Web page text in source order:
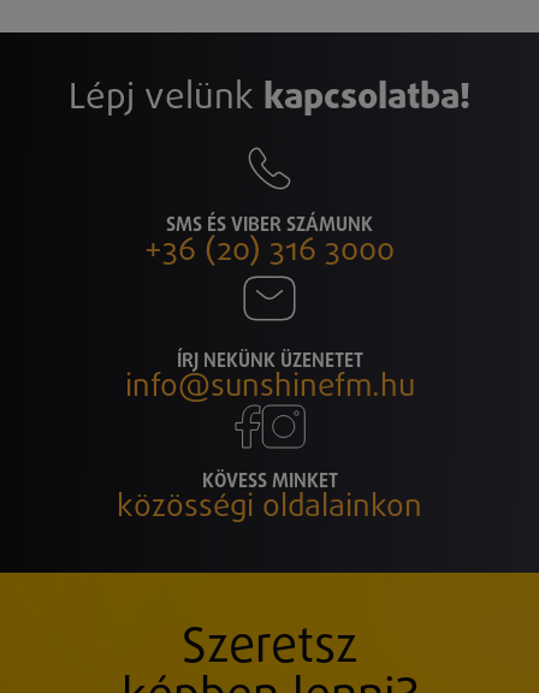
Lépj velünk kapcsolatba!
SMS ÉS VIBER SZÁMUNK
+36 (20) 316 3000
ÍRJ NEKÜNK ÜZENETET
info@sunshinefm.hu
KÖVESS MINKET
közösségi oldalainkon
Szeretsz